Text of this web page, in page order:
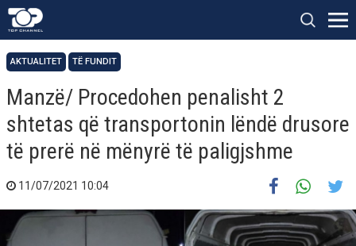
AKTUALITET TË FUNDIT
Manzë/ Procedohen penalisht 2
shtetas që transportonin lëndë drusore
të prerë në mënyrë të paligjshme
11/07/2021 10:04